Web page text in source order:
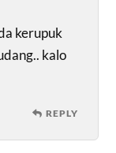
kerupuk
kalo
REPLY